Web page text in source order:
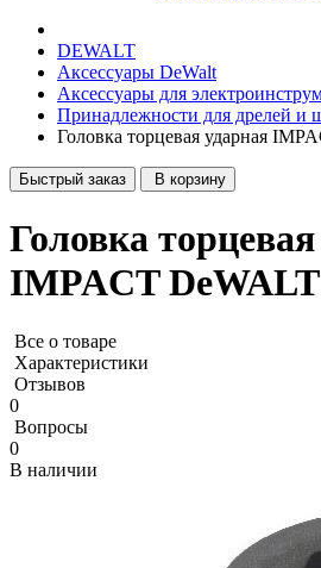
DEWALT
Аксессуары DeWalt
Аксессуары для
Принадлежности для дрелей и
Головка торцевая ударная
Быстрый заказ В корзину
Головка
IMPACT
Все о товаре
Характеристики
Отзывов
0
Вопросы
0
В наличии